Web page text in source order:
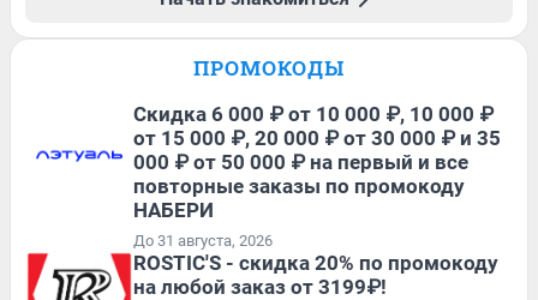
ПРОМОКОДЫ
Скидка 6 000 ₽ от 10 000 ₽, 10 000 ₽
от 15 000 ₽, 20 000 ₽ от 30 000 ₽ и 35
000 ₽ от 50 000 ₽ на первый и все
повторные заказы по промокоду
НАБЕРИ
До 31 августа, 2026
ROSTIC'S - скидка 20% по промокоду
на любой заказ от 3199₽!